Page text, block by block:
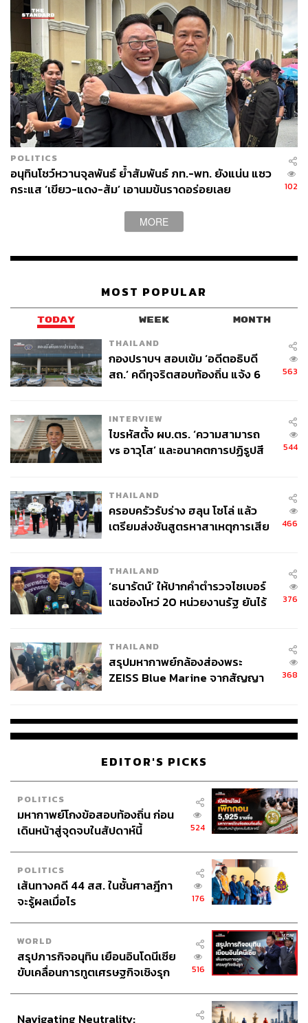
POLITICS
อนุทินโชว์หวานจุลพันธ์ ย้ำสัมพันธ์ ภท.-พท. ยังแน่น แซว
กระแส ‘เขียว-แดง-ส้ม’ เอานมข้นราดอร่อยเลย
102
MORE
MOST POPULAR
TODAY WEEK MONTH
THAILAND
กองปราบฯ สอบเข้ม ‘อดีตอธิบดี
สถ.’ คดีทุจริตสอบท้องถิ่น แจ้ง 6
563
INTERVIEW
ไขรหัสตั้ง ผบ.ตร. ‘ความสามารถ
vs อาวุโส’ และอนาคตการปฏิรูปสี
544
THAILAND
ครอบครัวรับร่าง ฮลุน โซโล่ แล้ว
เตรียมส่งชันสูตรหาสาเหตุการเสีย
466
THAILAND
‘ธนารัตน์’ ให้ปากคำตำรวจไซเบอร์
แฉช่องโหว่ 20 หน่วยงานรัฐ ยันไร้
376
THAILAND
สรุปมหากาพย์กล้องส่องพระ
ZEISS Blue Marine จากสัญญา
จ่ายหนี้-แอบระบุแบรนด์
368
EDITOR'S PICKS
POLITICS
มหากาพย์โกงข้อสอบท้องถิ่น ก่อน
เดินหน้าสู่จุดจบในสัปดาห์นี้
524
POLITICS
เส้นทางคดี 44 สส. ในชั้นศาลฎีกา
จะรู้ผลเมื่อไร
176
WORLD
สรุปภารกิจอนุทิน เยือนอินโดนีเซีย
ขับเคลื่อนการทูตเศรษฐกิจเชิงรุก
516
Navigating Neutrality: